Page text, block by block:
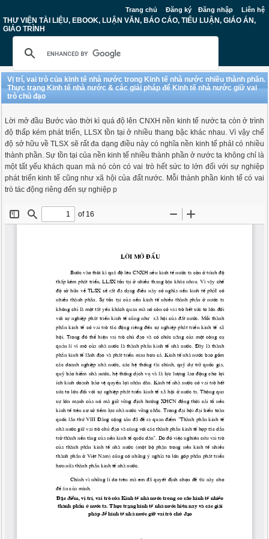
Trang chủ Đăng ký Đăng nhập Liên hệ
THƯ VIỆN TÀI LIỆU, EBOOK, LUẬN VĂN, BÁO CÁO, TIỂU LUẬN, GIÁO ÁN,
GIÁO TRÌNH
Vị trí, vai trò của kinh tế nhà nước trong Kinh tế nhà nước nhiều thành phần.
Thực trạng Kinh tế nhà nước & các giải pháp để Kinh tế nhà nước giữ vai
trò chủ đạo
Lời mở đầu Bước vào thời kì quá độ lên CNXH nền kinh tế nước ta còn ở trình
độ thấp kém phát triển, LLSX tồn tại ở nhiều thang bậc khác nhau. Vì vậy chế
độ sở hữu về TLSX sẽ rất đa dạng điều này có nghĩa nền kinh tế phảI có nhiều
thành phần. Sự tồn tại của nền kinh tế nhiều thành phần ở nước ta không chỉ là
một tất yếu khách quan mà nó còn có vai trò hết sức to lớn đối với sự nghiệp
phát triển kinh tế cũng như xã hội của đất nước. Mỗi thành phần kinh tế có vai
trò tác động riêng đến sự nghiệp p